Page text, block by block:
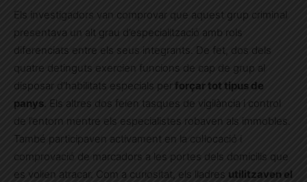
Els investigadors van comprovar que aquest grup criminal
presentava un alt grau d’especialització amb rols
diferenciats entre els seus integrants. De fet, dos dels
quatre detinguts exercien funcions de cap de grup al
disposar d’habilitats especials per forçar tot tipus de
panys. Els altres dos feien tasques de vigilància i control
de l’entorn mentre els especialistes robaven als immobles.
També participaven activament en la col·locació i
comprovació de marcadors a les portes dels domicilis que
es volien atracar. Com a curiositat, els lladres utilitzaven el